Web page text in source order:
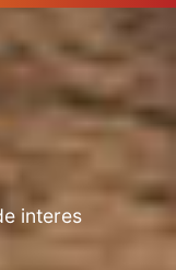
interes